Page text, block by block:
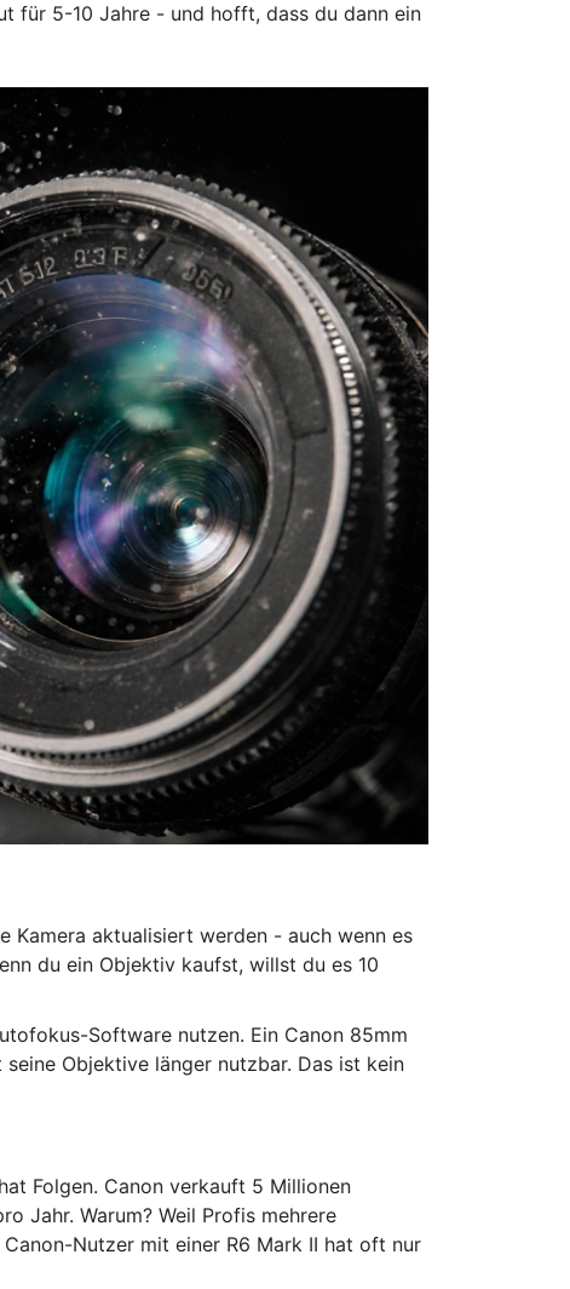
für 5-10 Jahre - und hofft, dass du dann ein
Kamera aktualisiert werden - auch wenn es
du ein Objektiv kaufst, willst du es 10
Software nutzen. Ein Canon 85mm
Objektive länger nutzbar. Das ist kein
Folgen. Canon verkauft 5 Millionen
Jahr. Warum? Weil Profis mehrere
Nutzer mit einer R6 Mark II hat oft nur